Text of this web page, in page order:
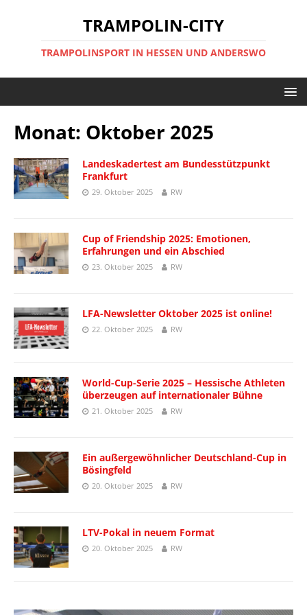
TRAMPOLIN-CITY
TRAMPOLINSPORT IN HESSEN UND ANDERSWO
Monat: Oktober 2025
Landeskadertest am Bundesstützpunkt
Frankfurt
29. Oktober 2025 RW
Cup of Friendship 2025: Emotionen,
Erfahrungen und ein Abschied
23. Oktober 2025 RW
LFA-Newsletter Oktober 2025 ist online!
22. Oktober 2025 RW
World-Cup-Serie 2025 – Hessische Athleten
überzeugen auf internationaler Bühne
21. Oktober 2025 RW
Ein außergewöhnlicher Deutschland-Cup in
Bösingfeld
20. Oktober 2025 RW
LTV-Pokal in neuem Format
20. Oktober 2025 RW